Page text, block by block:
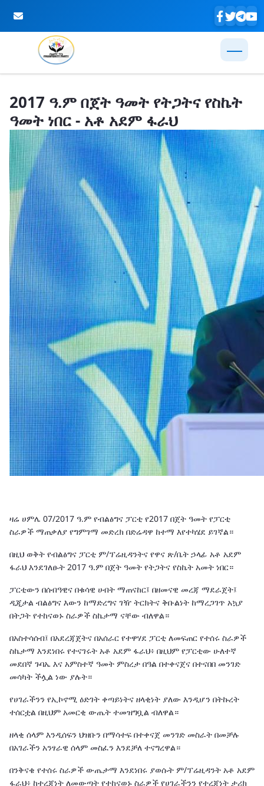
2017 ዓ.ም በጀት ዓመት የትጋትና የስኬት
ዓመት ነበር - አቶ አደም ፋራህ
ዛሬ ሀምሌ 07/2017 ዓ.ም የብልፅግና ፓርቲ የ2017 በጀት ዓመት የፓርቲ
ስራዎች ማጠቃለያ የግምገማ መድረክ በድሬዳዋ ከተማ እየተካሄደ ይገኛል።
በዚህ ወቅት የብልፅግና ፓርቲ ም/ፕሬዚዳንትና የዋና ጽ/ቤት ኃላፊ አቶ አደም
ፋራህ እንደገለፁት 2017 ዓ.ም በጀት ዓመት የትጋትና የስኬት አመት ነበር።
ፓርቲውን በሰብዓዊና በቁሳዊ ሀብት ማጠናከር፤ በዘመናዊ መረጃ ማደራጀት፤
ዲጂታል ብልፅግና እውን ከማድረግና ገዥ ትርክትና ቅቡልነት ከማረጋገጥ አኳያ
በትጋት የተከናወኑ ስራዎች ስኬታማ ናቸው ብለዋል።
በአስተሳሰብ፤ በአደረጃጀትና በአሰራር የተዋሃደ ፓርቲ ለመፍጠር የተሰሩ ስራዎች
ስኬታማ እንደነበሩ የተናገሩት አቶ አደም ፋራህ፥ በዚህም የፓርቲው ሁለተኛ
መደበኛ ጉባኤ እና አምስተኛ ዓመት ምስረታ በዓል በተቀናጀና በተናበበ መንገድ
መሳካት ችሏል ነው ያሉት።
የሀገራችንን የኢኮኖሚ ዕድገት ቀጣይነትና ዘላቂነት ያለው እንዲሆን በትኩረት
ተሰርቷል በዚህም አመርቂ ውጤት ተመዝግቧል ብለዋል።
ዘላቂ ሰላም እንዲሰፍን ህዝቡን በማሳተፍ በተቀናጀ መንገድ መስራት በመቻሉ
በአገራችን አንፃራዊ ሰላም መስፈን እንደቻለ ተናግረዋል።
በንቅናቄ የተሰሩ ስራዎች ውጤታማ እንደነበሩ ያወሱት ም/ፕሬዚዳንት አቶ አደም
ፋራህ፥ ከተረጂነት ለመውጣት የተከናወኑ ስራዎች የሀገራችንን የተረጂነት ታሪክ